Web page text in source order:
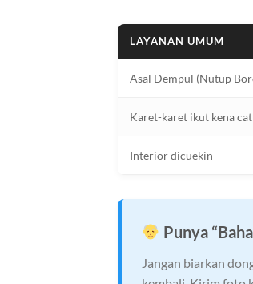
LAYANAN UMUM
Asal Dempul (Nutup
Karet-karet ikut kena cat
Interior dicuekin
Punya
Jangan biarkan